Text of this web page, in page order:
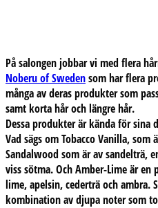
På salongen jobbar vi med flera
Noberu of Swedensom har flera
många av deras produkter som
samt korta hår och längre hår.
Dessa produkter är kända för
Vad sägs om Tobacco Vanilla,
Sandalwood som är av sandelträ,
viss sötma. Och Amber-Lime är
lime, apelsin, cederträ och ambra.
kombination av djupa noter som